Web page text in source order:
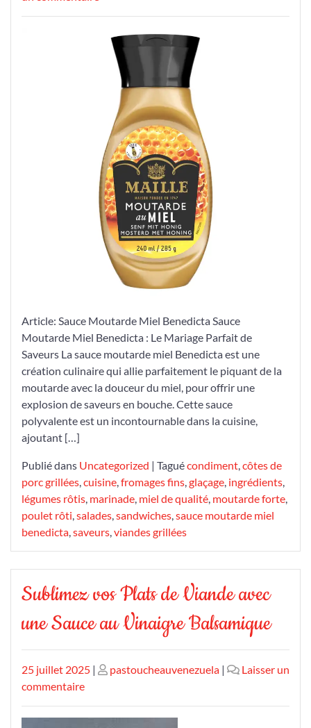
Sauce
Moutarde
Benedicta
Une
Fusion
de
Saveurs
Sublime
Article: Sauce Moutarde Miel Benedicta Sauce
Moutarde Miel Benedicta : Le Mariage Parfait de
Saveurs La sauce moutarde miel Benedicta est une
création culinaire qui allie parfaitement le piquant de la
moutarde avec la douceur du miel, pour offrir une
explosion de saveurs en bouche. Cette sauce
polyvalente est un incontournable dans la cuisine,
ajoutant […]
Publié dans Uncategorized | Taguécondiment,côtes de
porc grillées,cuisine,fromages fins,glaçage, ingrédients,
légumes rôtis, marinade, miel de qualité, moutarde forte,
poulet rôti,salades,sandwiches,sauce moutarde miel
benedicta,saveurs,viandes grillées
Sublimez vos Plats de Viande avec
une Sauce au Vinaigre Balsamique
Publié
le
25 juillet 2025 | Publié
pastoucheauvenezuela |
Laisser un
commentairesur
vos